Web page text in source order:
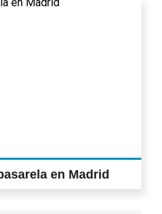
en Madrid